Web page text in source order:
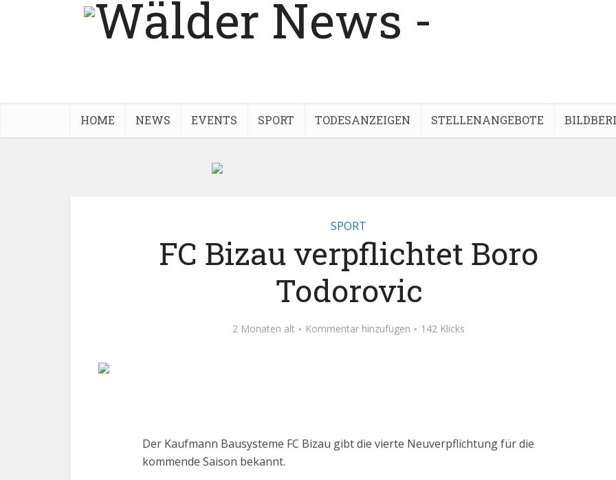
HOME NEWS EVENTS SPORT TODESANZEIGEN STELLENANGEBOTE
SPORT
FC Bizau verpflichtet Boro
Todorovic
2 Monaten alt Kommentar hinzufügen 142 Klicks
Der Kaufmann Bausysteme FC Bizau gibt die vierte Neuverpflichtung für die
kommende Saison bekannt.